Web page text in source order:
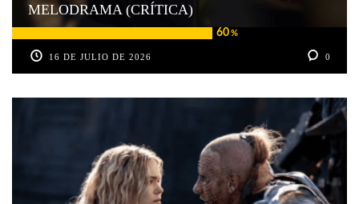
60%
MELODRAMA (CRÍTICA)
16 DE JULIO DE 2026 0